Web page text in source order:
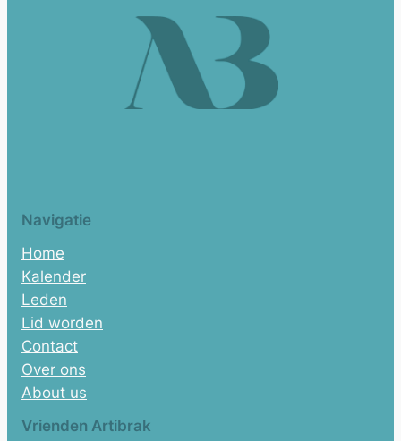
Navigatie
Home
Kalender
Leden
Lid worden
Contact
Over ons
About us
Vrienden Artibrak